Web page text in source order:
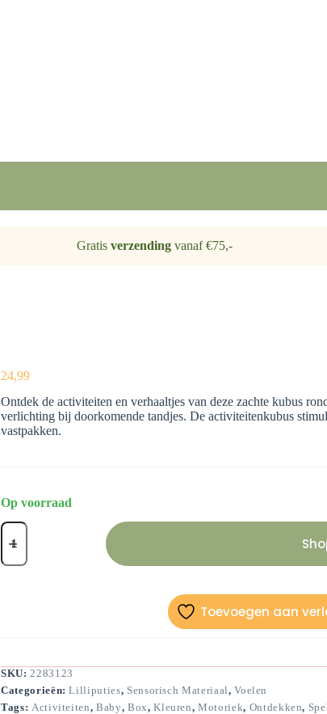
Gratis verzendingvanaf €75,-
24,99
Ontdek de activiteiten en verhaaltjes van deze zachte kubus
verlichting bij doorkomende tandjes. De activiteitenkubus
vastpakken.
Op voorraad
Activiteitenkubus
Jack
Toevoegen aan
SKU:2283123
Categorieën:Lilliputies, Sensorisch Materiaal,Voelen
Tags: Activiteiten,Baby, Box,Kleuren,Motoriek, Ontdekken,